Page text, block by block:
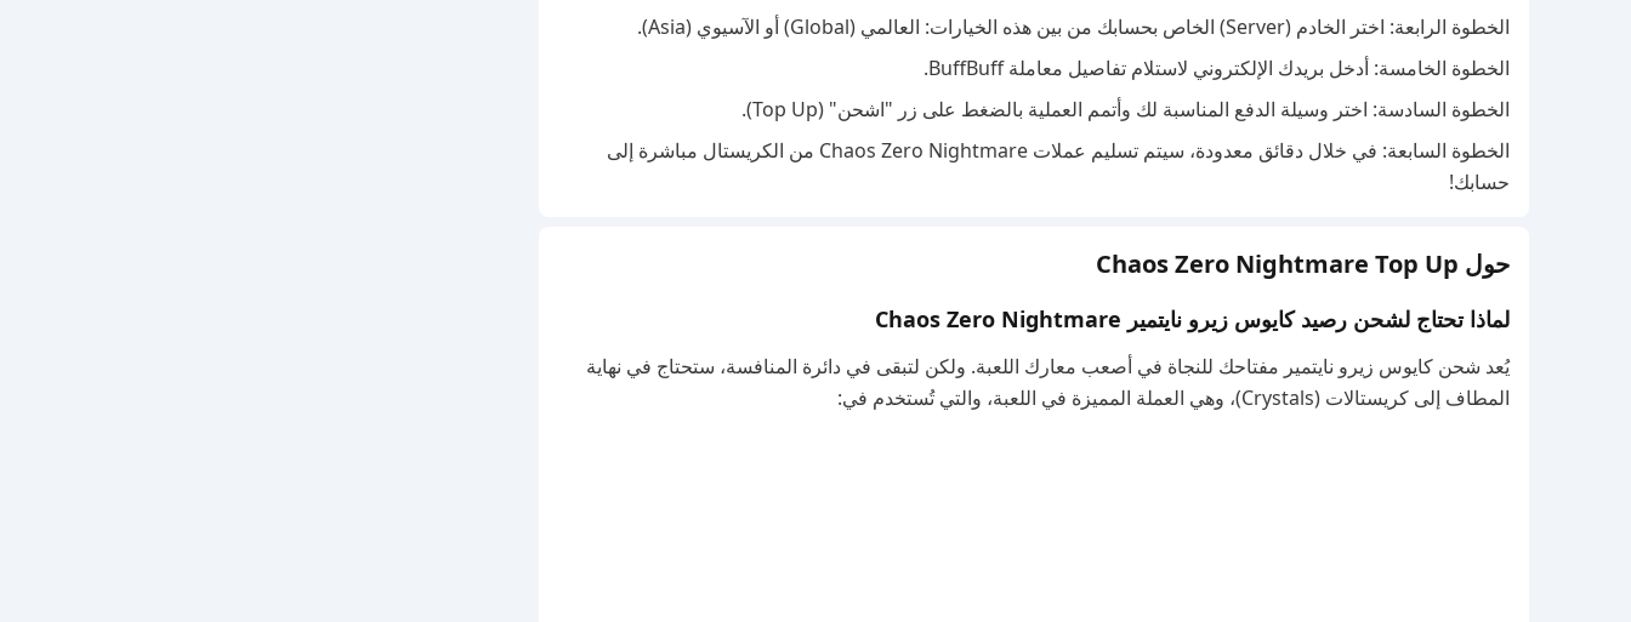
الخطوة الرابعة: اختر الخادم (Server) الخاص بحسابك من بين هذه الخيارات: العالمي (Global) أو الآسيوي (Asia).
الخطوة الخامسة: أدخل بريدك الإلكتروني لاستلام تفاصيل معاملة BuffBuff.
الخطوة السادسة: اختر وسيلة الدفع المناسبة لك وأتمم العملية بالضغط على زر "اشحن" (Top Up).
الخطوة السابعة: في خلال دقائق معدودة، سيتم تسليم عملات Chaos Zero Nightmare من الكريستال مباشرة إلى
حسابك!
حول Chaos Zero Nightmare Top Up
لماذا تحتاج لشحن رصيد كايوس زيرو نايتمير Chaos Zero Nightmare
يُعد شحن كايوس زيرو نايتمير مفتاحك للنجاة في أصعب معارك اللعبة. ولكن لتبقى في دائرة المنافسة، ستحتاج في نهاية
المطاف إلى كريستالات (Crystals)، وهي العملة المميزة في اللعبة، والتي تُستخدم في: